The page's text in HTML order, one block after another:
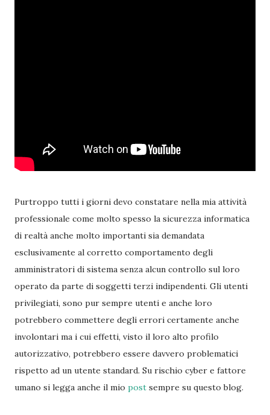
Purtroppo tutti i giorni devo constatare nella mia attività
professionale come molto spesso la sicurezza informatica
di realtà anche molto importanti sia demandata
esclusivamente al corretto comportamento degli
amministratori di sistema senza alcun controllo sul loro
operato da parte di soggetti terzi indipendenti. Gli utenti
privilegiati, sono pur sempre utenti e anche loro
potrebbero commettere degli errori certamente anche
involontari ma i cui effetti, visto il loro alto profilo
autorizzativo, potrebbero essere davvero problematici
rispetto ad un utente standard. Su rischio cyber e fattore
umano si legga anche il mio post sempre su questo blog.